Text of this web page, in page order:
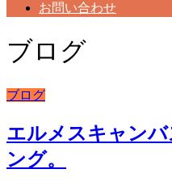
お問い合わせ
ブログ
ブログ
エルメスキャン
ング。